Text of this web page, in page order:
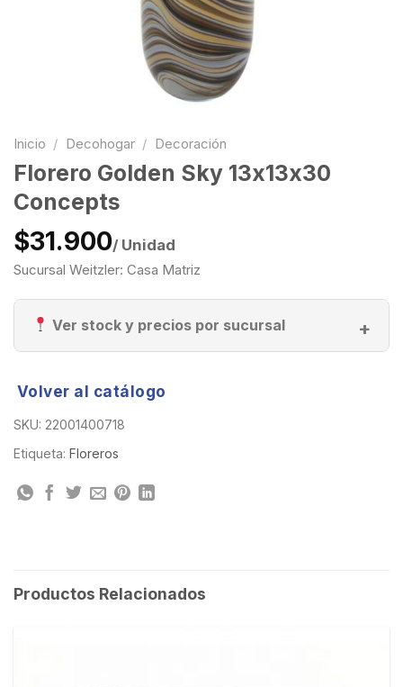
Inicio / Decohogar / Decoración
Florero Golden Sky 13x13x30
Concepts
$31.900/ Unidad
Sucursal Weitzler: Casa Matriz
Ver stock y precios por sucursal
Volver al catálogo
SKU: 22001400718
Etiqueta: Floreros
Productos Relacionados